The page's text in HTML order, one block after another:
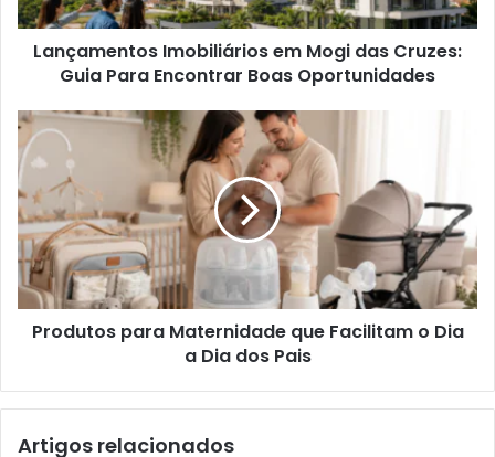
Lançamentos Imobiliários em Mogi das Cruzes:
Guia Para Encontrar Boas Oportunidades
Produtos para Maternidade que Facilitam o Dia
a Dia dos Pais
Artigos relacionados